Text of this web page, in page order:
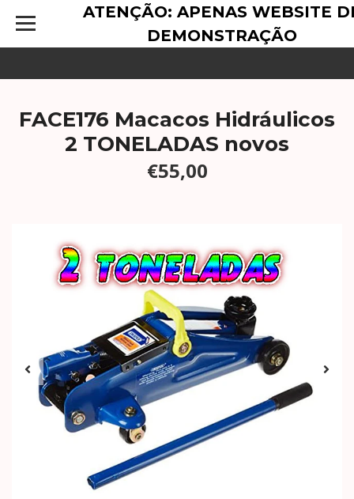
ATENÇÃO: APENAS WEBSITE
DEMONSTRAÇÃO
FACE176 Macacos Hidráulicos
2 TONELADAS novos
€55,00